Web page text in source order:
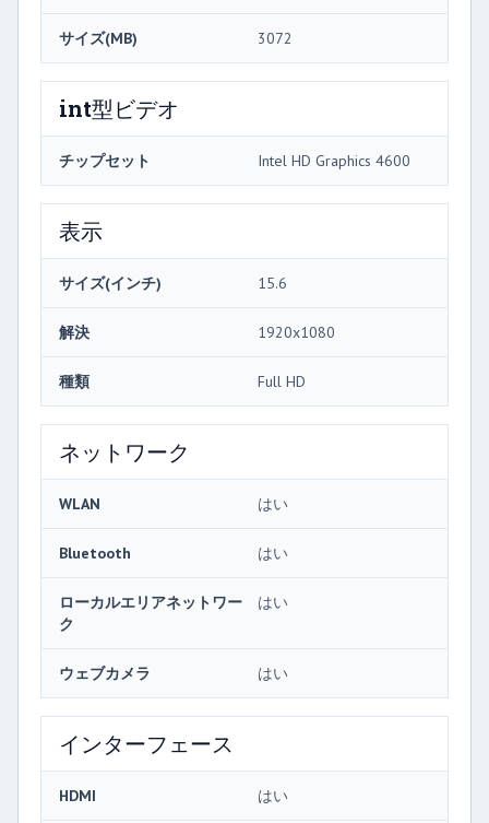
サイズ(MB) 3072
int型ビデオ
チップセット Intel HD Graphics 4600
表示
サイズ(インチ) 15.6
解決 1920x1080
種類 Full HD
ネットワーク
WLAN はい
Bluetooth はい
ローカルエリアネットワー
ク
はい
ウェブカメラ はい
インターフェース
HDMI はい